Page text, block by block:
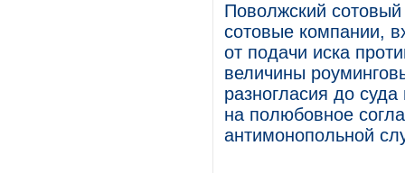
Поволжский
сотовые компании,
от подачи иска
величины
разногласия до
на полюбовное
антимонопольной